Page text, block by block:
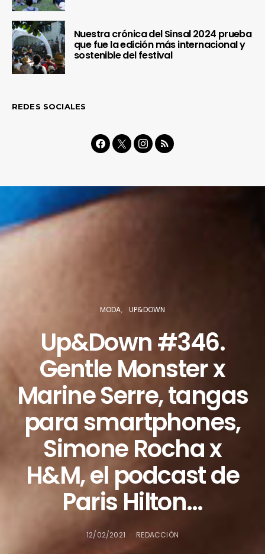
Nuestra crónica del Sinsal 2024 prueba
que fue la edición más internacional y
sostenible del festival
REDES SOCIALES
MODA UP&DOWN
Up&Down #346.
Gentle Monster x
Marine Serre, tangas
para smartphones,
Simone Rocha x
H&M, el podcast de
Paris Hilton…
12/02/2021 REDACCIÓN